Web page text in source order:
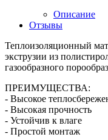
Описание
Отзывы
Теплоизоляционный
экструзии из
газообразного
ПРЕИМУЩЕСТВА:
- Высокое
- Высокая прочность
- Устойчив к влаге
- Простой монтаж